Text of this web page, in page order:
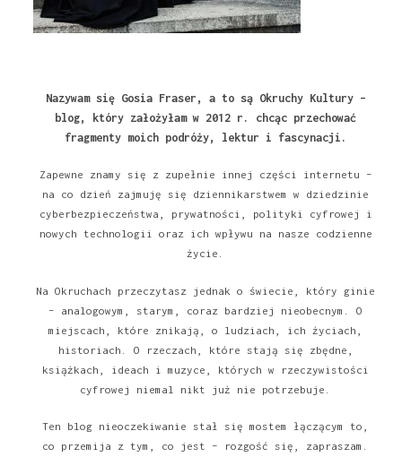
Nazywam się Gosia Fraser, a to są Okruchy Kultury –
blog, który założyłam w 2012 r. chcąc przechować
fragmenty moich podróży, lektur i fascynacji.
Zapewne znamy się z zupełnie innej części internetu –
na co dzień zajmuję się dziennikarstwem w dziedzinie
cyberbezpieczeństwa, prywatności, polityki cyfrowej i
nowych technologii oraz ich wpływu na nasze codzienne
życie.
Na Okruchach przeczytasz jednak o świecie, który ginie
– analogowym, starym, coraz bardziej nieobecnym. O
miejscach, które znikają, o ludziach, ich życiach,
historiach. O rzeczach, które stają się zbędne,
książkach, ideach i muzyce, których w rzeczywistości
cyfrowej niemal nikt już nie potrzebuje.
Ten blog nieoczekiwanie stał się mostem łączącym to,
co przemija z tym, co jest – rozgość się, zapraszam.